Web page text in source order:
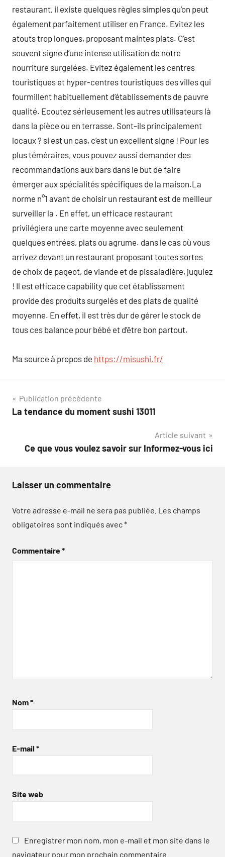
restaurant, il existe quelques règles simples qu’on peut
également parfaitement utiliser en France. Evitez les
atouts trop longues, proposant maintes plats. C’est
souvent signe d’une intense utilisation de notre
nourriture surgelées. Evitez également les centres
touristiques et hyper-centres touristiques des villes qui
fourmillent habituellement d’établissements de pauvre
qualité. Ecoutez sérieusement les autres utilisateurs là
dans la pièce ou en terrasse. Sont-ils principalement
locaux ? si est un cas, c’est un excellent signe ! Pour les
plus téméraires, vous pouvez aussi demander des
recommandations aux bars dans le but de faire
émerger aux spécialités spécifiques de la maison.La
norme n°1 avant de choisir un restaurant est de meilleur
surveiller la . En effet, un efficace restaurant
privilégiera une carte moyenne avec seulement
quelques entrées, plats ou agrume. dans le cas où vous
arrivez devant un restaurant proposant toutes sortes
de choix de pageot, de viande et de pissaladière, jugulez
! Il est efficace capability que cet établissement
provide des produits surgelés et des plats de qualité
moyenne. En effet, il est très dur de gérer le stock de
tous ces balance pour bébé et d’être bon partout.
Ma source à propos de https://misushi.fr/
Navigation
de
Publication précédente
La tendance du moment sushi 13011
Article suivant
Ce que vous voulez savoir sur Informez-vous ici
Laisser un commentaire
Votre adresse e-mail ne sera pas publiée. Les champs
obligatoires sont indiqués avec*
Commentaire*
Nom*
E-mail *
Site web
Enregistrer mon nom, mon e-mail et mon site dans le
navigateur pour mon prochain commentaire.